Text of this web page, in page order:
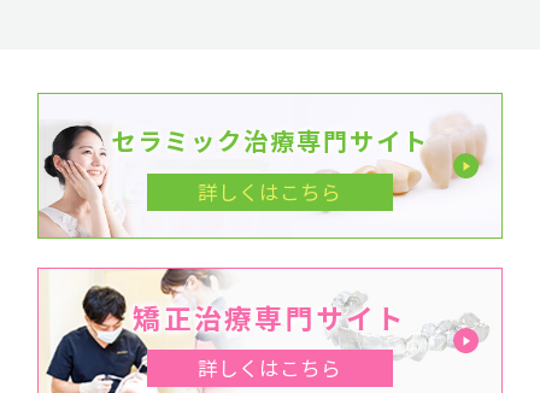
セラミック治療専門サイト
詳しくはこちら
矯正治療専門サイト
詳しくはこちら